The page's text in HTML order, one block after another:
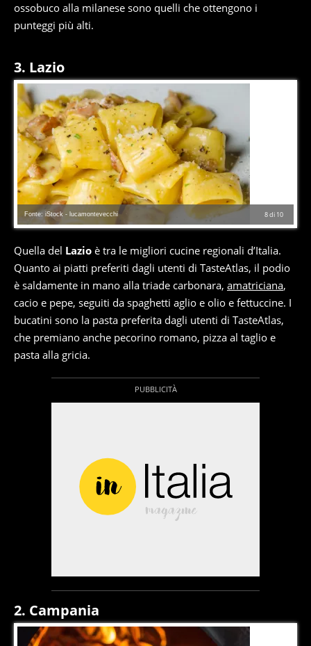
ossobuco alla milanese sono quelli che ottengono i
punteggi più alti.
3. Lazio
8di 10
Fonte: iStock - lucamontevecchi
Quella del Lazio è tra le migliori cucine regionali d’Italia.
Quanto ai piatti preferiti dagli utenti di TasteAtlas, il podio
è saldamente in mano alla triade carbonara, amatriciana,
cacio e pepe, seguiti da spaghetti aglio e olio e fettuccine. I
bucatini sono la pasta preferita dagli utenti di TasteAtlas,
che premiano anche pecorino romano, pizza al taglio e
pasta alla gricia.
2. Campania